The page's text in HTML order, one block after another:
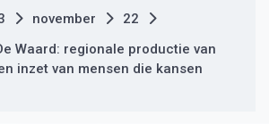
november
22
Waard: regionale productie van
inzet van mensen die kansen